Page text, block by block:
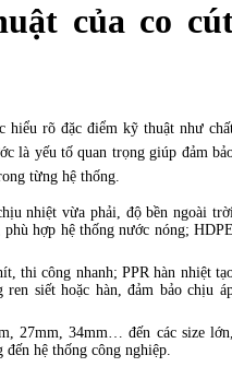
của co
hiểu rõ đặc điểm kỹ thuật như
là yếu tố quan trọng giúp đảm
từng hệ thống.
nhiệt vừa phải, độ bền ngoài
hợp hệ thống nước nóng;
thi công nhanh; PPR hàn nhiệt
siết hoặc hàn, đảm bảo chịu
27mm, 34mm… đến các size
hệ thống công nghiệp.